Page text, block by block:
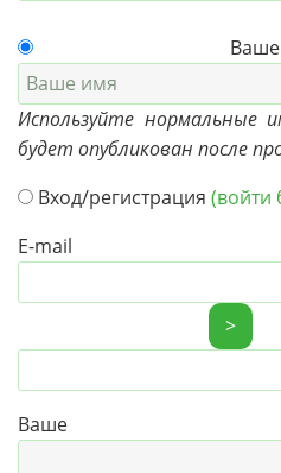
Используйте нормальные
будет опубликован после
Вход/регистрация (войти
E-mail
>